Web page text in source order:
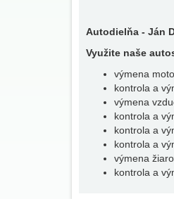
Autodielňa - Ján
Využite naše
výmena
kontrola a
výmena
kontrola a
kontrola a
kontrola a
výmena
kontrola a